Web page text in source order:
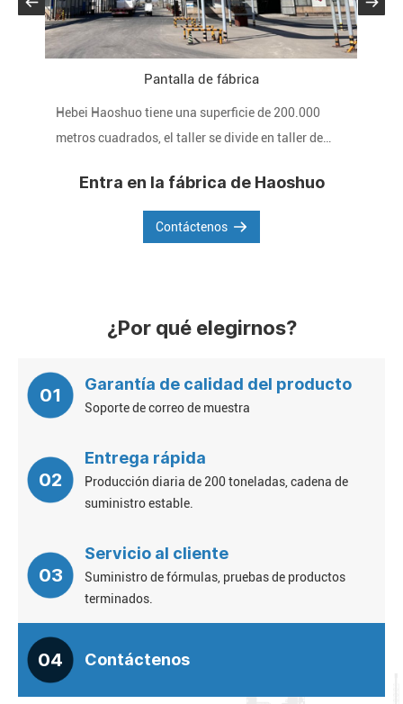
Pantalla de fábrica
Hebei Haoshuo tiene una superficie de 200.000
metros cuadrados, el taller se divide en taller de
polvo, laboratorio y almacén.
Entra en la fábrica de Haoshuo
Contáctenos
¿Por qué elegirnos?
01
Garantía de calidad del producto
Soporte de correo de muestra
02
Entrega rápida
Producción diaria de 200 toneladas, cadena de
suministro estable.
03
Servicio al cliente
Suministro de fórmulas, pruebas de productos
terminados.
04 Contáctenos